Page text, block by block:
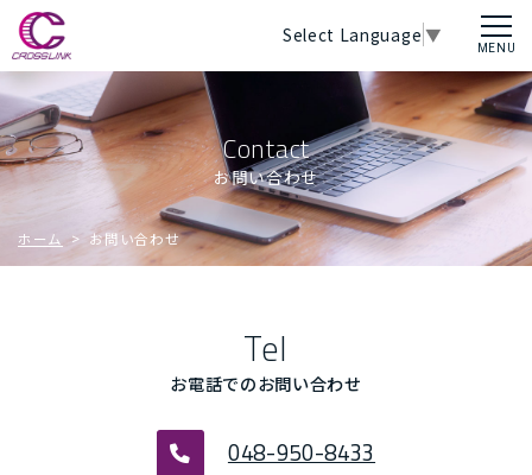
Select Language ▼
Contact
お問い合わせ
ホーム > お問い合わせ
Tel
お電話でのお問い合わせ
048-950-8433